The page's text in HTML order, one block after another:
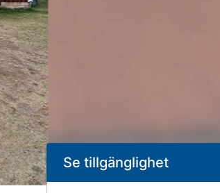
Se tillgänglighet